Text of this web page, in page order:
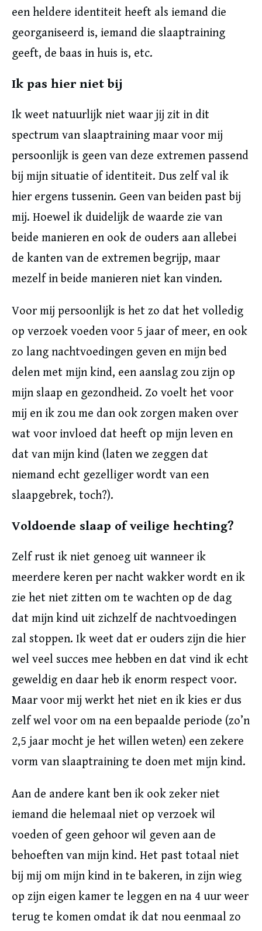
een heldere identiteit heeft als iemand die
georganiseerd is, iemand die slaaptraining
geeft, de baas in huis is, etc.
Ik pas hier niet bij
Ik weet natuurlijk niet waar jij zit in dit
spectrum van slaaptraining maar voor mij
persoonlijk is geen van deze extremen passend
bij mijn situatie of identiteit. Dus zelf val ik
hier ergens tussenin. Geen van beiden past bij
mij. Hoewel ik duidelijk de waarde zie van
beide manieren en ook de ouders aan allebei
de kanten van de extremen begrijp, maar
mezelf in beide manieren niet kan vinden.
Voor mij persoonlijk is het zo dat het volledig
op verzoek voeden voor 5 jaar of meer, en ook
zo lang nachtvoedingen geven en mijn bed
delen met mijn kind, een aanslag zou zijn op
mijn slaap en gezondheid. Zo voelt het voor
mij en ik zou me dan ook zorgen maken over
wat voor invloed dat heeft op mijn leven en
dat van mijn kind (laten we zeggen dat
niemand echt gezelliger wordt van een
slaapgebrek, toch?).
Voldoende slaap of veilige hechting?
Zelf rust ik niet genoeg uit wanneer ik
meerdere keren per nacht wakker wordt en ik
zie het niet zitten om te wachten op de dag
dat mijn kind uit zichzelf de nachtvoedingen
zal stoppen. Ik weet dat er ouders zijn die hier
wel veel succes mee hebben en dat vind ik echt
geweldig en daar heb ik enorm respect voor.
Maar voor mij werkt het niet en ik kies er dus
zelf wel voor om na een bepaalde periode (zo’n
2,5 jaar mocht je het willen weten) een zekere
vorm van slaaptraining te doen met mijn kind.
Aan de andere kant ben ik ook zeker niet
iemand die helemaal niet op verzoek wil
voeden of geen gehoor wil geven aan de
behoeften van mijn kind. Het past totaal niet
bij mij om mijn kind in te bakeren, in zijn wieg
op zijn eigen kamer te leggen en na 4 uur weer
terug te komen omdat ik dat nou eenmaal zo